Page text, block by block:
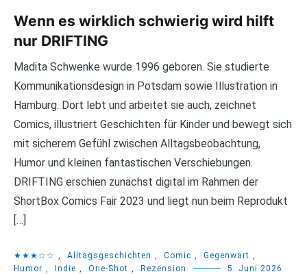
Wenn es wirklich schwierig wird hilft
nur DRIFTING
Madita Schwenke wurde 1996 geboren. Sie studierte
Kommunikationsdesign in Potsdam sowie Illustration in
Hamburg. Dort lebt und arbeitet sie auch, zeichnet
Comics, illustriert Geschichten für Kinder und bewegt sich
mit sicherem Gefühl zwischen Alltagsbeobachtung,
Humor und kleinen fantastischen Verschiebungen.
DRIFTING erschien zunächst digital im Rahmen der
ShortBox Comics Fair 2023 und liegt nun beim Reprodukt
[…]
★★★☆☆ Alltagsgeschichten Comic Gegenwart
Humor
Indie One-Shot Rezension 5. Juni 2026